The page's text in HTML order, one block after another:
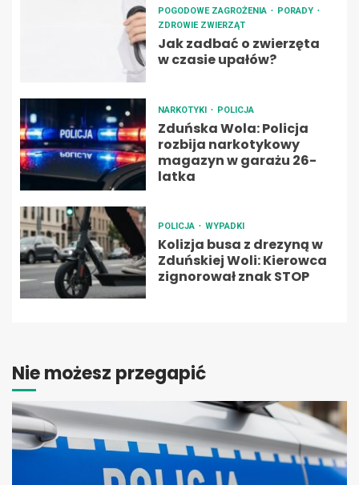
POGODOWE ZAGROŻENIA
PORADY
ZDROWIE ZWIERZĄT
Jak zadbać o zwierzęta
w czasie upałów?
NARKOTYKI POLICJA
Zduńska Wola: Policja
rozbija narkotykowy
magazyn w garażu 26-
latka
POLICJA WYPADKI
Kolizja busa z drezyną w
Zduńskiej Woli: Kierowca
zignorował znak STOP
Nie możesz przegapić